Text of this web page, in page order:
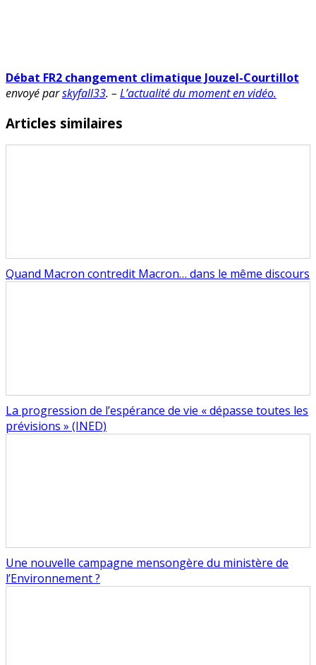
Débat FR2 changement climatique Jouzel-Courtillot
envoyé parskyfall33. – L’actualité du moment en vidéo.
Articles similaires
Quand Macron contredit Macron… dans le même discours
La progression de l’espérance de vie « dépasse toutes les
prévisions » (INED)
Une nouvelle campagne mensongère du ministère de
l’Environnement ?